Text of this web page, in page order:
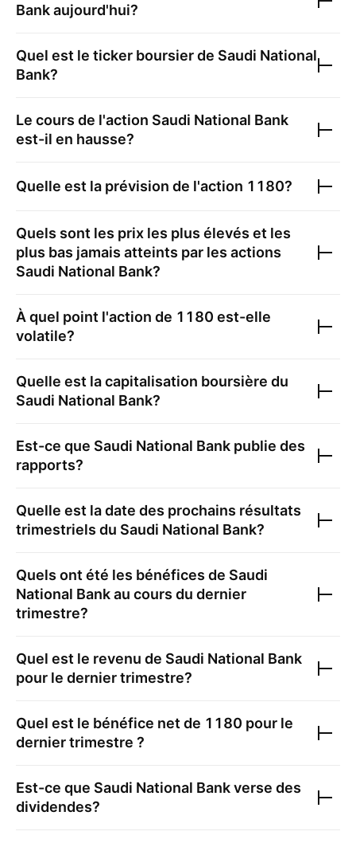
Bankaujourd'hui?
Quel est le ticker boursier de Saudi National
Bank?
Le cours de l'action Saudi National Bank
est-il en hausse?
Quelle est la prévision de l'action 1180?
Quels sont les prix les plus élevés et les
plus bas jamais atteints par les actions
Saudi National Bank?
À quel point l'action de 1180 est-elle
volatile?
Quelle est la capitalisation boursière du
Saudi National Bank?
Est-ce que Saudi National Bank publie des
rapports?
Quelle est la date des prochains résultats
trimestriels du Saudi National Bank?
Quels ont été les bénéfices de Saudi
National Bankau cours du dernier
trimestre?
Quel est le revenu de Saudi National Bank
pour le dernier trimestre?
Quel est le bénéfice net de 1180 pour le
dernier trimestre ?
Est-ce que Saudi National Bankverse des
dividendes?